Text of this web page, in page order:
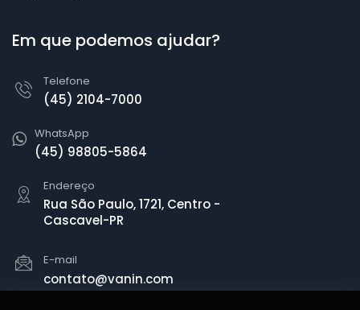
Em que podemos ajudar?
Telefone
(45) 2104-7000
WhatsApp
(45) 98805-5864
Endereço
Rua São Paulo, 1721, Centro -
Cascavel-PR
E-mail
contato@vanin.com